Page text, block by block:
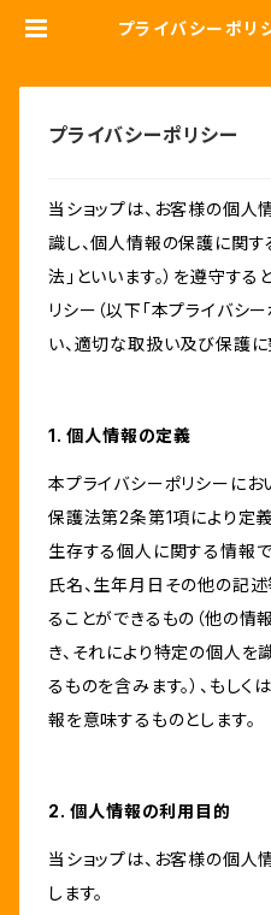
プライバシーポリ
プライバシーポリシー
当ショップは、お客様の個
識し、個人情報の保護に関
法」といいます。）を遵守す
リシー（以下「本プライバシー
い、適切な取扱い及び保護に
1. 個人情報の定義
本プライバシーポリシーにお
保護法第2条第1項により定
生存する個人に関する情報
氏名、生年月日その他の記
ることができるもの（他の情
き、それにより特定の個人を
るものを含みます。）、もし
報を意味するものとします。
2. 個人情報の利用目的
当ショップは、お客様の個
します。